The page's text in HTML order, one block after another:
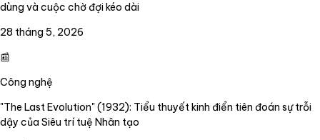
dùng và cuộc chờ đợi kéo dài
28 tháng 5, 2026
📰
Công nghệ
"The Last Evolution" (1932): Tiểu thuyết kinh điển tiên đoán sự trỗi
dậy của Siêu trí tuệ Nhân tạo